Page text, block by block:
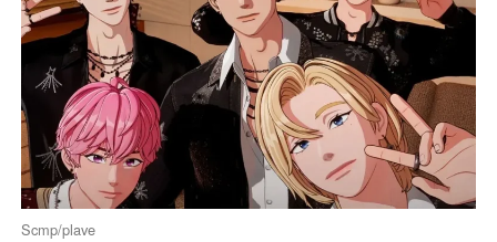
Scmp/plave